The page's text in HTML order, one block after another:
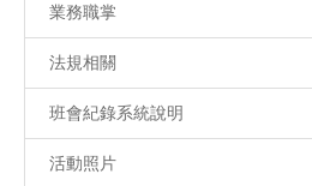
業務職掌
法規相關
班會紀錄系統說明
活動照片